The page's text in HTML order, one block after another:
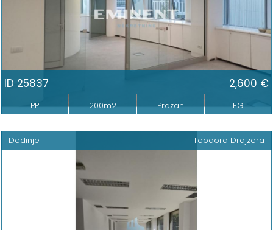
ID 25837 2,600 €
PP 200m2 Prazan EG
Dedinje Teodora Drajzera